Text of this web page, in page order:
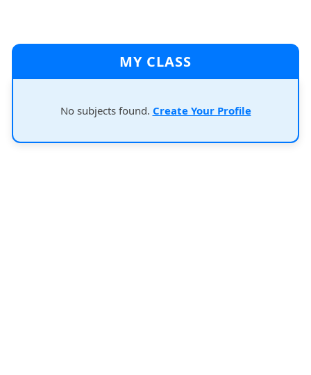
MY CLASS
No subjects found. Create Your Profile